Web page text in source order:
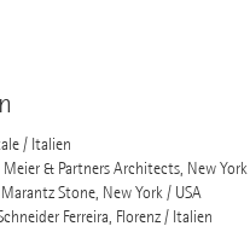
/ Italien
& Partners Architects, New York
Stone, New York / USA
Ferreira, Florenz / Italien